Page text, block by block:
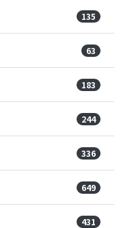
135
63
183
244
336
649
431